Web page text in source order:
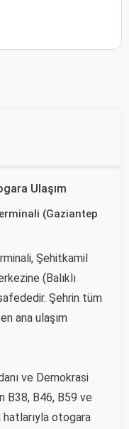
Ulaşım
(Gaziantep
Şehitkamil
(Balıklı
Şehrin tüm
ana ulaşım
ve Demokrasi
B38, B46, B59 ve
otogara